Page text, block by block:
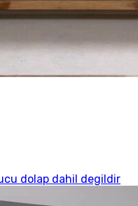
dolap dahil degildir